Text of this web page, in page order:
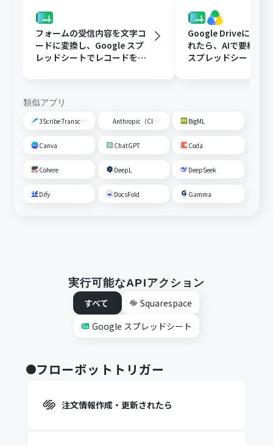
フォームの受信内容を文字コ
ードに変換し、Google スプ
レッドシートでレコードを追
Google Driveに文書
れたら、AIで要約し
スプレッドシートの
類似アプリ
3Scribe Transcription Anthropic（Claude） BigML
Canva ChatGPT Coda
Cohere DeepL DeepSeek
Dify DocsFold Gamma
実行可能なAPIアクション
すべて
Squarespace
Google スプレッドシート
フローボットトリガー
注文情報作成・更新されたら